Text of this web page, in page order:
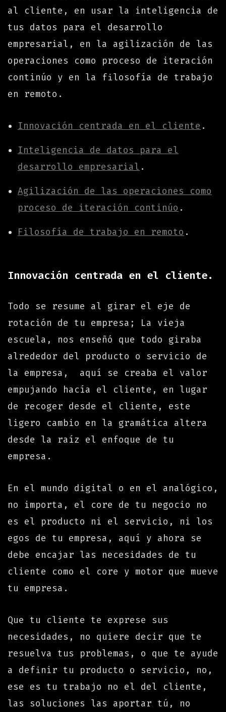
al cliente, en usar la inteligencia de
tus datos para el desarrollo
empresarial, en la agilización de las
operaciones como proceso de iteración
continúo y en la filosofía de trabajo
en remoto.
Innovación centrada en el cliente .
Inteligencia de datos para el
desarrollo empresarial .
Agilización de las operaciones como
proceso de iteración continúo .
Filosofía de trabajo en remoto .
Innovación centrada en el cliente.
Todo se resume al girar el eje de
rotación de tu empresa; La vieja
escuela, nos enseñó que todo giraba
alrededor del producto o servicio de
la empresa, aquí se creaba el valor
empujando hacía el cliente, en lugar
de recoger desde el cliente, este
ligero cambio en la gramática altera
desde la raíz el enfoque de tu
empresa.
En el mundo digital o en el analógico,
no importa, el core de tu negocio no
es el producto ni el servicio, ni los
egos de tu empresa, aquí y ahora se
debe encajar las necesidades de tu
cliente como el core y motor que mueve
tu empresa.
Que tu cliente te exprese sus
necesidades, no quiere decir que te
resuelva tus problemas, o que te ayude
a definir tu producto o servicio, no,
ese es tu trabajo no el del cliente,
las soluciones las aportar tú, no